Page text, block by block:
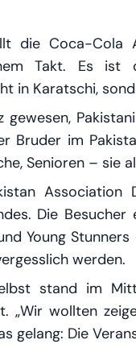
die Coca-Cola
Takt. Es
in Karatschi,
Bruder im
Senioren – sie
Association
Die
Young
werden.
stand im
„Wir wollten
gelang: Die